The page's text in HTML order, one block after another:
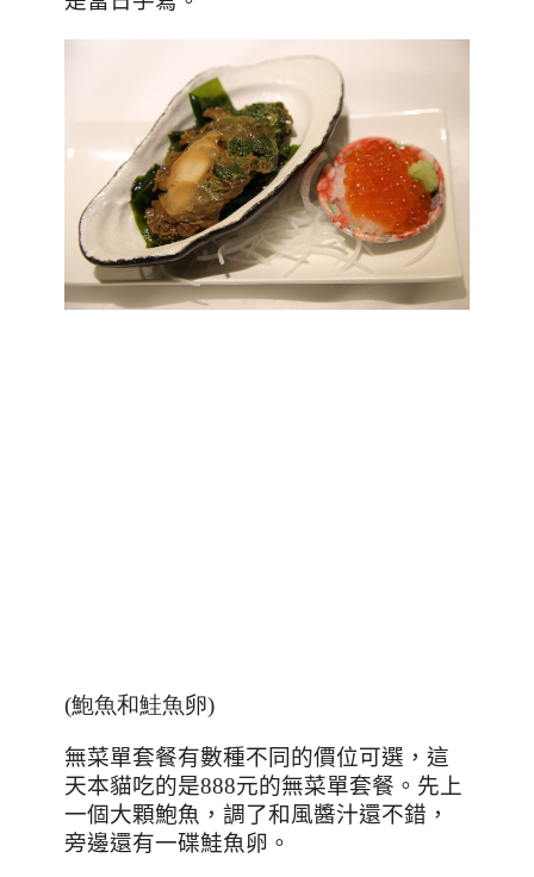
(鮑魚和鮭魚卵)
無菜單套餐有數種不同的價位可選，這
天本貓吃的是888元的無菜單套餐。先上
一個大顆鮑魚，調了和風醬汁還不錯，
旁邊還有一碟鮭魚卵。